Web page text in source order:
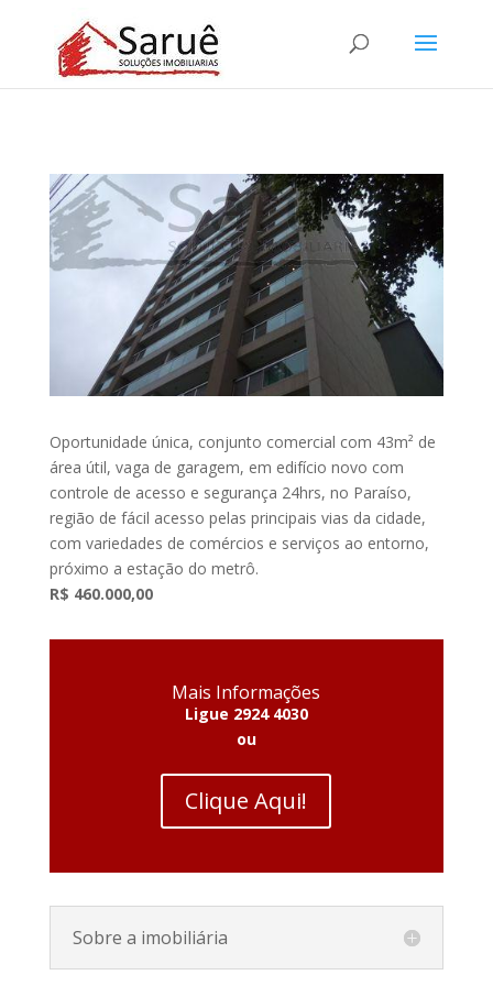
Oportunidade única, conjunto comercial com 43m² de
área útil, vaga de garagem, em edifício novo com
controle de acesso e segurança 24hrs, no Paraíso,
região de fácil acesso pelas principais vias da cidade,
com variedades de comércios e serviços ao entorno,
próximo a estação do metrô.
R$ 460.000,00
Mais Informações
Ligue 2924 4030
ou
Clique Aqui!
Sobre a imobiliária